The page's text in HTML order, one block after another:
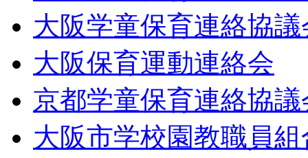
大阪学童保育連絡協議
大阪保育運動連絡会
京都学童保育連絡協議
大阪市学校園教職員組